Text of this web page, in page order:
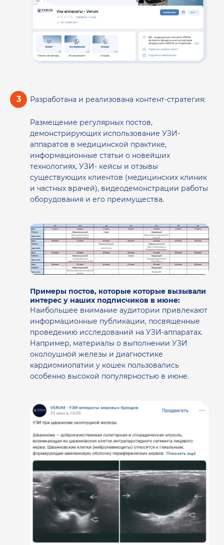
Разработана и реализована контент-стратегия:
Размещение регулярных постов,
демонстрирующих использование УЗИ-
аппаратов в медицинской практике,
информационные статьи о новейших
технологиях, УЗИ- кейсы и отзывы
существующих клиентов (медицинских клиник
и частных врачей), видеодемонстрации работы
оборудования и его преимущества.
Примеры постов, которые которые вызывали
интерес у наших подписчиков в июне:
Наибольшее внимание аудитории привлекают
информационные публикации, посвященные
проведению исследований на УЗИ-аппаратах.
Например, материалы о выполнении УЗИ
околоушной железы и диагностике
кардиомиопатии у кошек пользовались
особенно высокой популярностью в июне.